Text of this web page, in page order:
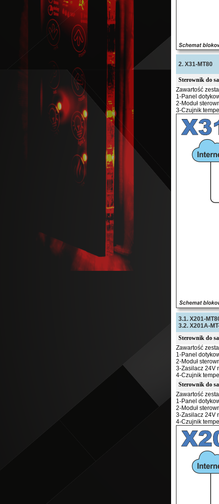
2. X31-MT80
Sterownik do
Zawartość
1-Panel
2-Moduł
3-Czujnik
3.1. X201-
3.2. X201A-
Sterownik do
Zawartość
1-Panel
2-Moduł
3-Zasilacz 24V
4-Czujnik
Sterownik do
Zawartość
1-Panel
2-Moduł
3-Zasilacz 24V
4-Czujnik